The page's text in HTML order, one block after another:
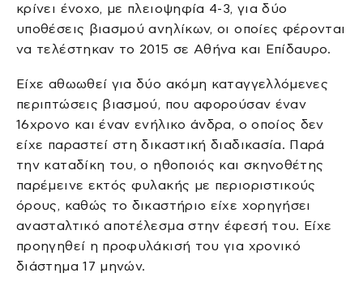
κρίνει ένοχο, με πλειοψηφία 4-3, για δύο
υποθέσεις βιασμού ανηλίκων, οι οποίες φέρονται
να τελέστηκαν το 2015 σε Αθήνα και Επίδαυρο.
Είχε αθωωθεί για δύο ακόμη καταγγελλόμενες
περιπτώσεις βιασμού, που αφορούσαν έναν
16χρονο και έναν ενήλικο άνδρα, ο οποίος δεν
είχε παραστεί στη δικαστική διαδικασία. Παρά
την καταδίκη του, ο ηθοποιός και σκηνοθέτης
παρέμεινε εκτός φυλακής με περιοριστικούς
όρους, καθώς το δικαστήριο είχε χορηγήσει
ανασταλτικό αποτέλεσμα στην έφεσή του. Είχε
προηγηθεί η προφυλάκισή του για χρονικό
διάστημα 17 μηνών.